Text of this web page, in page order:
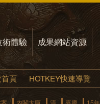
術體驗 成果網站資源
頁 HOTKEY快速導覽
內閣大庫 清 嘉慶
15年